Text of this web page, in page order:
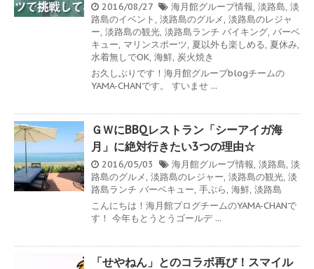
2016/08/27 海月館グループ情報, 淡路島, 淡
路島のイベント , 淡路島のグルメ, 淡路島のレジャ
ー, 淡路島の観光, 淡路島ランチ バイキング, バーベ
キュー, マリンスポーツ, 夏以外も楽しめる, 夏休み,
水着無しでOK, 海鮮, 炭火焼き
お久しぶりです！海月館グループblogチームの
YAMA-CHANです。 すいませ ...
ＧＷにBBQレストラン「シーアイガ海
月」に絶対行きたい3つの理由☆
2016/05/03 海月館グループ情報, 淡路島, 淡
路島のグルメ, 淡路島のレジャー, 淡路島の観光, 淡
路島ランチ バーベキュー, 手ぶら, 海鮮, 淡路島
こんにちは！海月館ブログチームのYAMA-CHANで
す！ 今年もとうとうゴールデ ...
「せやねん」とのコラボ再び！スマイル